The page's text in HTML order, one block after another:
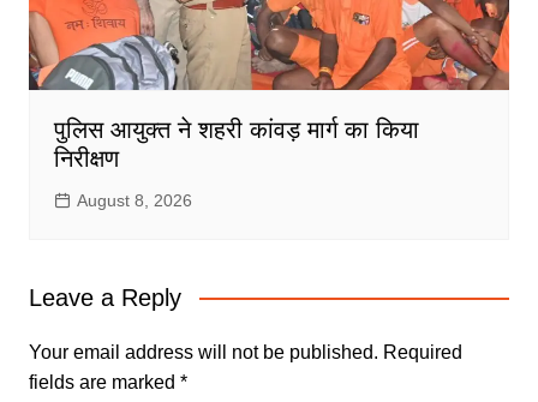
पुलिस आयुक्त ने शहरी कांवड़ मार्ग का किया
निरीक्षण
August 8, 2026
Leave a Reply
Your email address will not be published. Required
fields are marked *